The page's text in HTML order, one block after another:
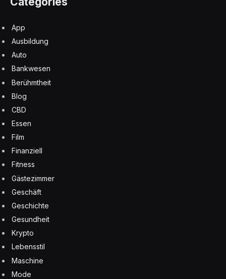
App
Ausbildung
Auto
Bankwesen
Berühmtheit
Blog
CBD
Essen
Film
Finanziell
Fitness
Gästezimmer
Geschäft
Geschichte
Gesundheit
Krypto
Lebensstil
Maschine
Mode